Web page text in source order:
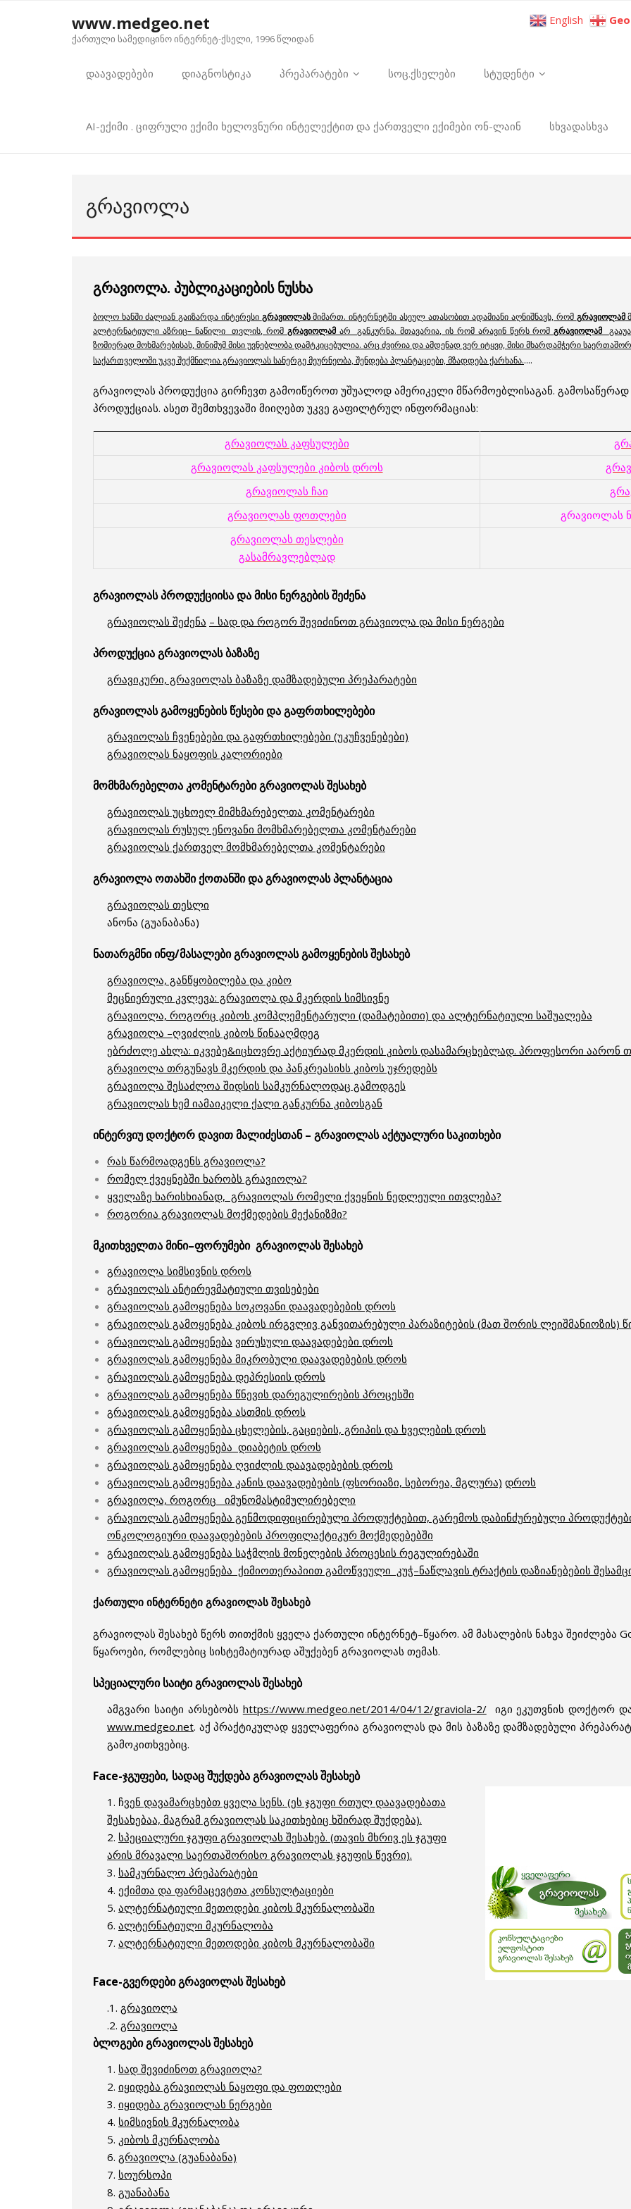
www.medgeo.net
ქართული სამედიცინო ინტერნეტ-ქსელი, 1996 წლიდან
დაავადებები დიაგნოსტიკა პრეპარატები სოც.ქსელები სტუდენტი
AI-ექიმი . ციფრული ექიმი ხელოვნური ინტელექტით და ქართველი ექიმები ონ-ლაინ სხვადასხვა
ᲒᲠᲐᲕᲘᲝᲚᲐ
გრავიოლა. პუბლიკაციების ნუსხა
ბოლო ხანში ძალიან გაიზარდა ინტერესი გრავიოლასმიმართ. ინტერნეტში ასეულ ათასობით ადამიანი აღნიშნავს, რომ გრავიოლამ
ალტერნატიული აზრიც– ნაწილი თვლის, რომ გრავიოლამარ განკურნა. მთავარია, ის რომ არავინ წერს რომგრავიოლამ
ზომიერად მოხმარებისას, მინიმუმ მისი უვნებლობა დამტკიცებულია. არც ძვირია და ამდენად ვერ იტყვი, მისი მხარდამჭერი
საქართველოში უკვე შექმნილია გრავიოლას სანერგე მეურნეობა, შენდება პლანტაციები, მზადდება ქარხანა.....
გრავიოლას პროდუქცია გირჩევთ გამოიწეროთ უშუალოდ ამერიკელი მწარმოებლისაგან. გამოსაწერად
პროდუქციას. ასეთ შემთხვევაში მიიღებთ უკვე გაფილტრულ ინფორმაციას:
გრავიოლას კაფსულები
გრავიოლას კაფსულები კიბოს დროს
გრავიოლას ჩაი
გრავიოლას ფოთლები
გრავიოლას
გრავიოლას თესლები
გასამრავლებლად
გრავიოლას პროდუქციისა და მისი ნერგების შეძენა
გრავიოლას შეძენა – სად და როგორ შევიძინოთ გრავიოლა და მისი ნერგები
პროდუქცია გრავიოლას ბაზაზე
გრავიკური, გრავიოლას ბაზაზე დამზადებული პრეპარატები
გრავიოლას გამოყენების წესები და გაფრთხილებები
გრავიოლას ჩვენებები და გაფრთხილებები (უკუჩვენებები)
გრავიოლას ნაყოფის კალორიები
მომხმარებელთა კომენტარები გრავიოლას შესახებ
გრავიოლას უცხოელ მიმხმარებელთა კომენტარები
გრავიოლას რუსულ ენოვანი მომხმარებელთა კომენტარები
გრავიოლას ქართველ მომხმარებელთა კომენტარები
გრავიოლა ოთახში ქოთანში და გრავიოლას პლანტაცია
გრავიოლას თესლი
ანონა (გუანაბანა)
ნათარგმნი ინფ/მასალები გრავიოლას გამოყენების შესახებ
გრავიოლა, განწყობილება და კიბო
მეცნიერული კვლევა: გრავიოლა და მკერდის სიმსივნე
გრავიოლა, როგორც კიბოს კომპლემენტარული (დამატებითი) და ალტერნატიული საშუალება
გრავიოლა –ღვიძლის კიბოს წინააღმდეგ
ებრძოლე ახლა: იკვებე&იცხოვრე აქტიურად მკერდის კიბოს დასამარცხებლად. პროფესორი აარონ
გრავიოლა თრგუნავს მკერდის და პანკრეასისს კიბოს უჯრედებს
გრავიოლა შესაძლოა შიდსის სამკურნალოდაც გამოდგეს
გრავიოლას ხემ იამაიკელი ქალი განკურნა კიბოსგან
ინტერვიუ დოქტორ დავით მალიძესთან – გრავიოლას აქტუალური საკითხები
რას წარმოადგენს გრავიოლა?
რომელ ქვეყნებში ხარობს გრავიოლა?
ყველაზე ხარისხიანად, გრავიოლას რომელი ქვეყნის ნედლეული ითვლება?
როგორია გრავიოლას მოქმედების მექანიზმი?
მკითხველთა მინი–ფორუმები გრავიოლას შესახებ
გრავიოლა სიმსივნის დროს
გრავიოლას ანტირევმატიული თვისებები
გრავიოლას გამოყენება სოკოვანი დაავადებების დროს
გრავიოლას გამოყენება კიბოს ირგვლივ განვითარებული პარაზიტების (მათ შორის ლეიშმანიოზის)
გრავიოლას გამოყენება ვირუსული დაავადებები დროს
გრავიოლას გამოყენება მიკრობული დაავადებების დროს
გრავიოლას გამოყენება დეპრესიის დროს
გრავიოლას გამოყენება წნევის დარეგულირების პროცესში
გრავიოლას გამოყენება ასთმის დროს
გრავიოლას გამოყენება ცხელების, გაციების, გრიპის და ხველების დროს
გრავიოლას გამოყენება დიაბეტის დროს
გრავიოლას გამოყენება ღვიძლის დაავადებების დროს
გრავიოლას გამოყენება კანის დაავადებების (ფსორიაზი, სებორეა, მგლურა) დროს
გრავიოლა, როგორც იმუნომასტიმულირებელი
გრავიოლას გამოყენება გენმოდიფიცირებული პროდუქტებით, გარემოს დაბინძურებული
ონკოლოგიური დაავადებების პროფილაქტიკურ მოქმედებებში
გრავიოლას გამოყენება საჭმლის მონელების პროცესის რეგულირებაში
გრავიოლას გამოყენება ქიმიოთერაპიით გამოწვეული კუჭ–ნაწლავის ტრაქტის დაზიანებების
ქართული ინტერნეტი გრავიოლას შესახებ
გრავიოლას შესახებ წერს თითქმის ყველა ქართული ინტერნეტ–წყარო. ამ მასალების ნახვა შეიძლება
წყაროები, რომლებიც სისტემატიურად აშუქებენ გრავიოლას თემას.
სპეციალური საიტი გრავიოლას შესახებ
ამგვარი საიტი არსებობს https://www.medgeo.net/2014/04/12/graviola-2/იგი ეკუთვნის დოქტორ
www.medgeo.net. აქ პრაქტიკულად ყველაფერია გრავიოლას და მის ბაზაზე დამზადებული
გამოკითხვებიც.
Face-ჯგუფები, სადაც შუქდება გრავიოლას შესახებ
1. ჩვენ დავამარცხებთ ყველა სენს. (ეს ჯგუფი რთულ დაავადებათა
შესახებაა, მაგრამ გრავიოლას საკითხებიც ხშირად შუქდება).
2. სპეციალური ჯგუფი გრავიოლას შესახებ. (თავის მხრივ ეს ჯგუფი
არის მრავალი საერთაშორისო გრავიოლას ჯგუფის წევრი).
3. სამკურნალო პრეპარატები
4. ექიმთა და ფარმაცევტთა კონსულტაციები
5. ალტერნატიული მეთოდები კიბოს მკურნალობაში
6. ალტერნატიული მკურნალობა
7. ალტერნატიული მეთოდები კიბოს მკურნალობაში
Face-გვერდები გრავიოლას შესახებ
.1. გრავიოლა
.2. გრავიოლა
ბლოგები გრავიოლას შესახებ
1. სად შევიძინოთ გრავიოლა?
2. იყიდება გრავიოლას ნაყოფი და ფოთლები
3. იყიდება გრავიოლას ნერგები
4. სიმსივნის მკურნალობა
5. კიბოს მკურნალობა
6. გრავიოლა (გუანაბანა)
7. სოურსოპი
8. გუანაბანა
English